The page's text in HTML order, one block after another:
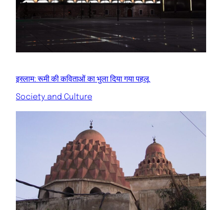
इस्लाम: रूमी की कविताओं का भुला दिया गया पहलू
Society and Culture